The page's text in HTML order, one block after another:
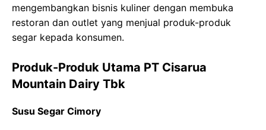
mengembangkan bisnis kuliner dengan membuka
restoran dan outlet yang menjual produk-produk
segar kepada konsumen.
Produk-Produk Utama PT Cisarua
Mountain Dairy Tbk
Susu Segar Cimory